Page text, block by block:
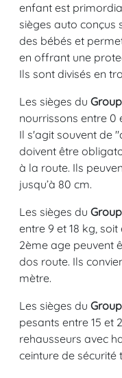
enfant est
sièges auto conçus
des bébés et
en offrant une
Ils sont divisés en
Les sièges du
nourrissons entre 0
Il s'agit souvent de
doivent être
à la route. Ils
jusqu’à 80 cm.
Les sièges du
entre 9 et 18 kg, soit
2ème age peuvent
dos route. Ils
mètre.
Les sièges du
pesants entre 15 et
rehausseurs avec
ceinture de sécurité